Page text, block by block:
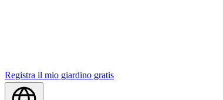
Registra il mio giardino gratis